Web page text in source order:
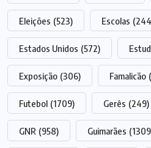
Eleições (523) Escolas
Estados Unidos (572)
Exposição (306) Famalicão
Futebol (1709) Gerês (249)
GNR (958) Guimarães